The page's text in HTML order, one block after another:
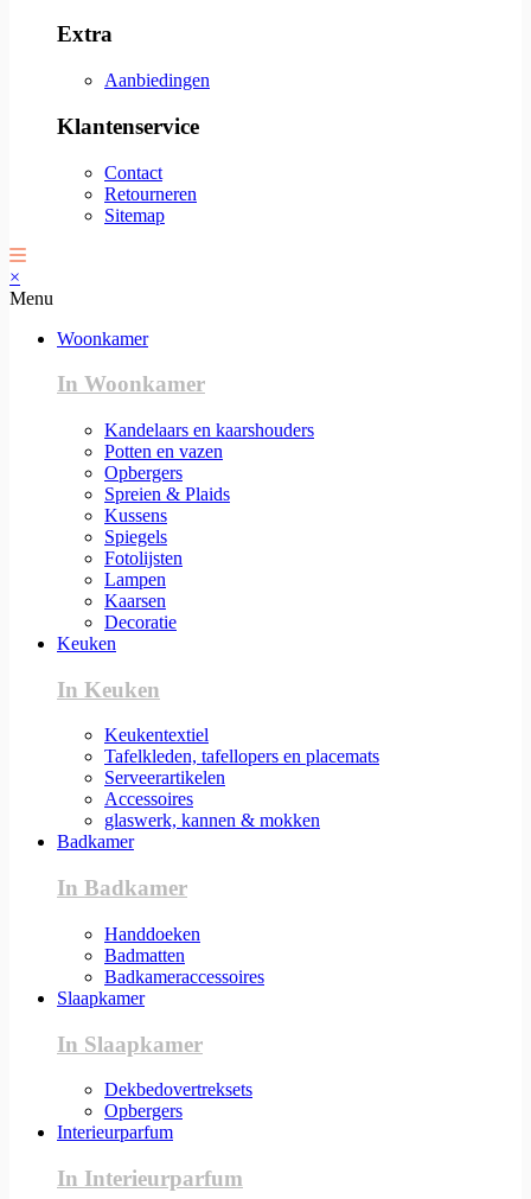
Extra
Aanbiedingen
Klantenservice
Contact
Retourneren
Sitemap
×
Menu
Woonkamer
In Woonkamer
Kandelaars en kaarshouders
Potten en vazen
Opbergers
Spreien & Plaids
Kussens
Spiegels
Fotolijsten
Lampen
Kaarsen
Decoratie
Keuken
In Keuken
Keukentextiel
Tafelkleden, tafellopers en placemats
Serveerartikelen
Accessoires
glaswerk, kannen & mokken
Badkamer
In Badkamer
Handdoeken
Badmatten
Badkameraccessoires
Slaapkamer
In Slaapkamer
Dekbedovertreksets
Opbergers
Interieurparfum
In Interieurparfum